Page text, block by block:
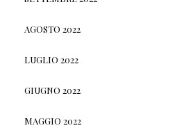
AGOSTO 2022
LUGLIO 2022
GIUGNO 2022
MAGGIO 2022